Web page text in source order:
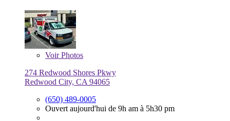
VoirPhotos
274 Redwood Shores Pkwy
Redwood City, CA 94065
(650) 489-0005
Ouvert aujourd'hui de 9h am à 5h30 pm